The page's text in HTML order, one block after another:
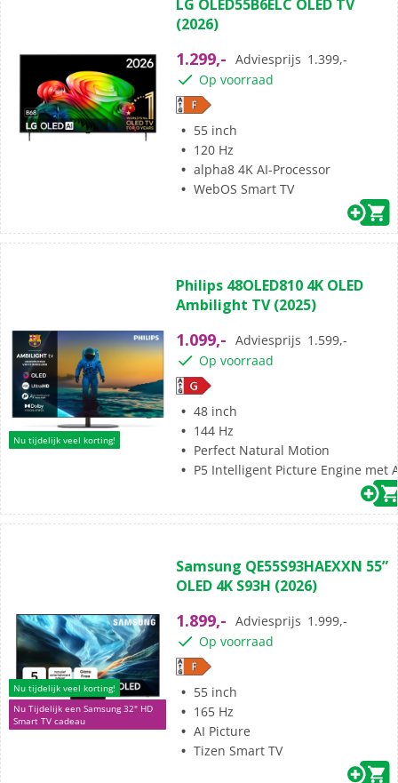
van
de
sterren.
LG OLED55B6ELC OLED TV
(2026)
1.299,- Adviesprijs 1.399,-
Op voorraad
55 inch
120 Hz
alpha8 4K AI-Processor
WebOS Smart TV
Nu tijdelijk veel korting!
van
de
sterren.
66
beoordelingen
Philips 48OLED810 4K OLED
Ambilight TV (2025)
1.099,- Adviesprijs 1.599,-
Op voorraad
48 inch
144 Hz
Perfect Natural Motion
P5 Intelligent Picture Engine met
Nu tijdelijk veel korting!
Nu Tijdelijk een Samsung 32" HD
Smart TV cadeau
van
de
sterren.
Samsung QE55S93HAEXXN 55”
OLED 4K S93H (2026)
1.899,- Adviesprijs 1.999,-
Op voorraad
55 inch
165 Hz
AI Picture
Tizen Smart TV